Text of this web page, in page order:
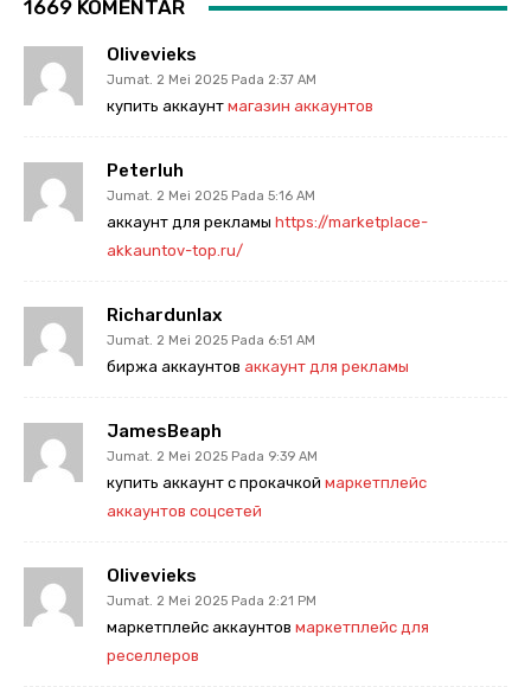
1669 KOMENTAR
Olivevieks
Jumat. 2 Mei 2025 Pada 2:37 AM
купить аккаунт магазин аккаунтов
Peterluh
Jumat. 2 Mei 2025 Pada 5:16 AM
аккаунт для рекламы https://marketplace-
akkauntov-top.ru/
Richardunlax
Jumat. 2 Mei 2025 Pada 6:51 AM
биржа аккаунтов аккаунт для рекламы
JamesBeaph
Jumat. 2 Mei 2025 Pada 9:39 AM
купить аккаунт с прокачкой маркетплейс
аккаунтов соцсетей
Olivevieks
Jumat. 2 Mei 2025 Pada 2:21 PM
маркетплейс аккаунтов маркетплейс для
реселлеров